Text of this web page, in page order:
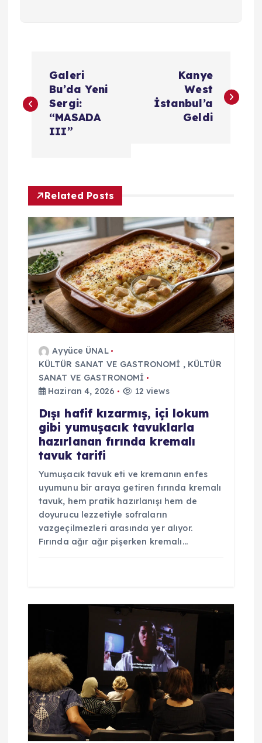
a
g
e
z
n
m
Galeri
Bu’da Yeni
Sergi:
“MASADA
III”
Kanye
West
İstanbul’a
Geldi
Related Posts
Ayyüce ÜNAL
KÜLTÜR SANAT VE GASTRONOMİ , KÜLTÜR
SANAT VE GASTRONOMİ
Haziran 4, 2026
12 views
Dışı hafif kızarmış, içi lokum
gibi yumuşacık tavuklarla
hazırlanan fırında kremalı
tavuk tarifi
Yumuşacık tavuk eti ve kremanın enfes
uyumunu bir araya getiren fırında kremalı
tavuk, hem pratik hazırlanışı hem de
doyurucu lezzetiyle sofraların
vazgeçilmezleri arasında yer alıyor.
Fırında ağır ağır pişerken kremalı…